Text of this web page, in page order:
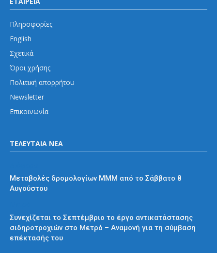
Πληροφορίες
English
Σχετικά
Όροι χρήσης
Πολιτική απορρήτου
Newsletter
Επικοινωνία
ΤΕΛΕΥΤΑΙΑ ΝΕΑ
Μεταβολές δρομολογίων ΜΜΜ από το Σάββατο 8
Αυγούστου
Συνεχίζεται το Σεπτέμβριο το έργο αντικατάστασης
σιδηροτροχιών στο Μετρό – Αναμονή για τη σύμβαση
επέκτασής του